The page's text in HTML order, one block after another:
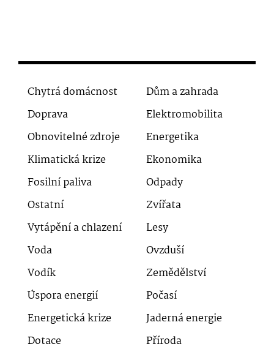
Chytrá domácnost
Dům a zahrada
Doprava
Elektromobilita
Obnovitelné zdroje
Energetika
Klimatická krize
Ekonomika
Fosilní paliva
Odpady
Ostatní
Zvířata
Vytápění a chlazení
Lesy
Voda
Ovzduší
Vodík
Zemědělství
Úspora energií
Počasí
Energetická krize
Jaderná energie
Dotace
Příroda